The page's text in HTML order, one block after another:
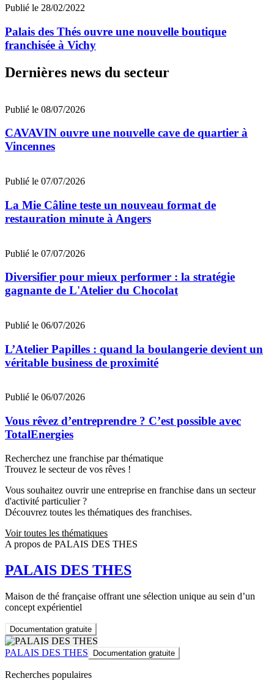
Publié le 28/02/2022
Palais des Thés ouvre une nouvelle boutique
franchisée à Vichy
Dernières news du secteur
Publié le 08/07/2026
CAVAVIN ouvre une nouvelle cave de quartier à
Vincennes
Publié le 07/07/2026
La Mie Câline teste un nouveau format de
restauration minute à Angers
Publié le 07/07/2026
Diversifier pour mieux performer : la stratégie
gagnante de L'Atelier du Chocolat
Publié le 06/07/2026
L’Atelier Papilles : quand la boulangerie devient un
véritable business de proximité
Publié le 06/07/2026
Vous rêvez d’entreprendre ? C’est possible avec
TotalEnergies
Recherchez une franchise par thématique
Trouvez le secteur de vos rêves !
Vous souhaitez ouvrir une entreprise en franchise dans un secteur
d'activité particulier ?
Découvrez toutes les thématiques des franchises.
Voir toutes les thématiques
A propos de PALAIS DES THES
PALAIS DES THES
Maison de thé française offrant une sélection unique au sein d’un
concept expérientiel
Documentation gratuite
PALAIS DES THES Documentation gratuite
Recherches populaires